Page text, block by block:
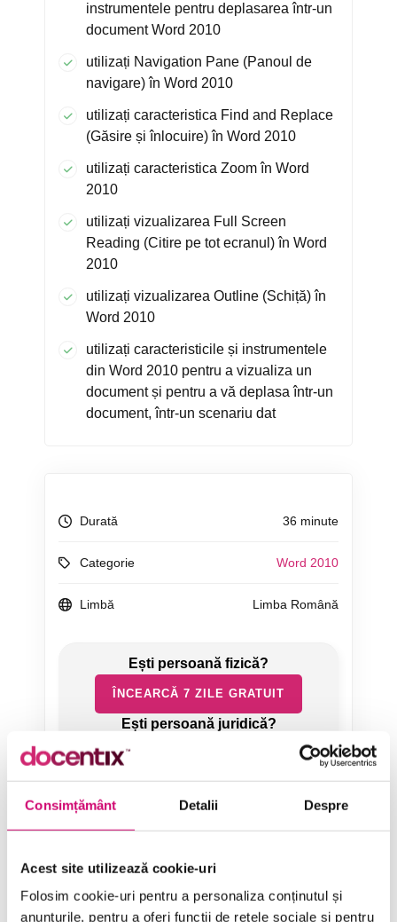
Consimțământ Detalii Despre
Acest site utilizează cookie-uri
Folosim cookie-uri pentru a personaliza conținutul și
anunțurile, pentru a oferi funcții de rețele sociale și pentru
instrumentele pentru deplasarea într-un
document Word 2010
utilizați Navigation Pane (Panoul de
navigare) în Word 2010
utilizați caracteristica Find and Replace
(Găsire și înlocuire) în Word 2010
utilizați caracteristica Zoom în Word
2010
utilizați vizualizarea Full Screen
Reading (Citire pe tot ecranul) în Word
2010
utilizați vizualizarea Outline (Schiță) în
Word 2010
utilizați caracteristicile și instrumentele
din Word 2010 pentru a vizualiza un
document și pentru a vă deplasa într-un
document, într-un scenariu dat
Durată 36 minute
Categorie Word 2010
Limbă Limba Română
ÎNCEARCĂ 7 ZILE GRATUIT
Categorii de Cursuri